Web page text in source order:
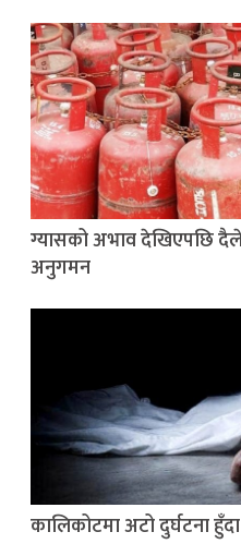
ग्यासको अभाव देखिएपछि
अनुगमन
कालिकोटमा अटो दुर्घटना